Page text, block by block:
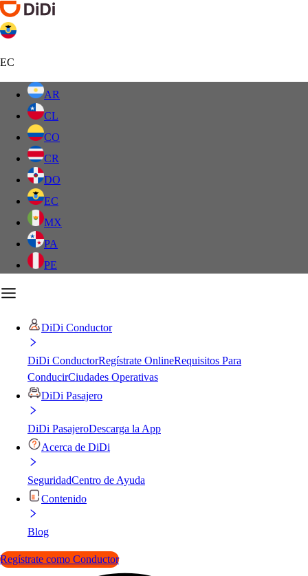
EC
AR
CL
CO
CR
DO
EC
MX
PA
PE
DiDi Conductor
DiDi ConductorRegístrate OnlineRequisitos Para
ConducirCiudades Operativas
DiDi Pasajero
DiDi PasajeroDescarga la App
Acerca de DiDi
SeguridadCentro de Ayuda
Contenido
Blog
Regístrate como Conductor